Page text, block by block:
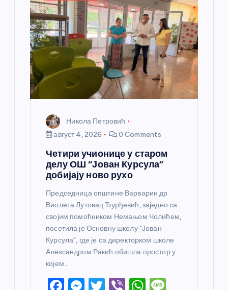
Никола Петровић
август 4, 2026
0 Comments
Четири учионице у старом
делу ОШ “Јован Курсула”
добијају ново рухо
Председница општине Варварин др
Виолета Лутовац Ђурђевић, заједно са
својим помоћником Немањом Чолићем,
посетила је Основну школу “Јован
Курсула”, где је са директорком школе
Александром Ракић обишла простор у
којем…
F M T Vi W